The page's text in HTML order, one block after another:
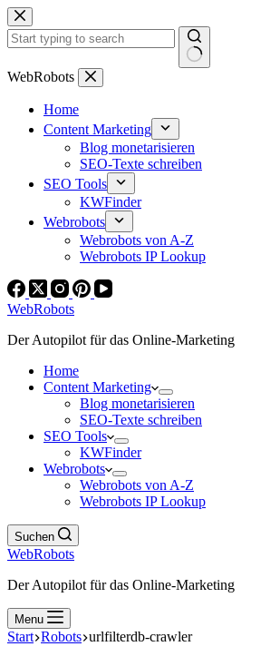
Zum
Inhalt
springen
Keine
WebRobots
Home
Content Marketing
Blog monetarisieren
SEO-Texte schreiben
SEO Tools
KWFinder
Webrobots
Webrobots von A-Z
Webrobots IP Lookup
WebRobots
Der Autopilot für das Online-Marketing
Home
Content Marketing
Blog monetarisieren
SEO-Texte schreiben
SEO Tools
KWFinder
Webrobots
Webrobots von A-Z
Webrobots IP Lookup
Suchen
WebRobots
Der Autopilot für das Online-Marketing
Menu
Start Robots urlfilterdb-crawler